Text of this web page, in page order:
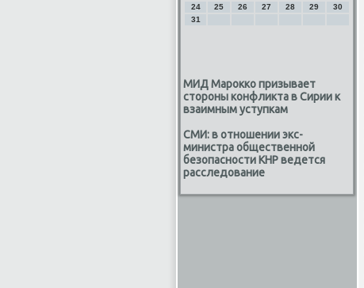
24
25 26 27 28 29
30
31
МИД Марокко призывает
стороны конфликта в Сирии к
взаимным уступкам
СМИ: в отношении экс-
министра общественной
безопасности КНР ведется
расследование